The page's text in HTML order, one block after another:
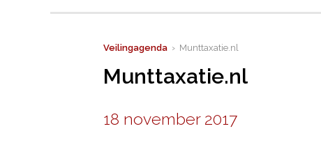
Veilingagenda › Munttaxatie.nl
Munttaxatie.nl
18 november 2017